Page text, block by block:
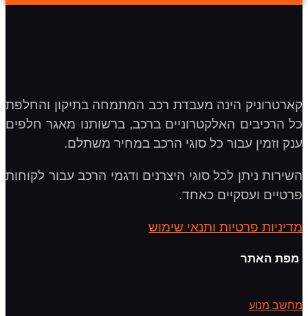
קארטרוניק הינה מעבדת רכב המתמחה בתיקון והחלפת
כל הרכיבים האלקטרוניים ברכב, ברשותנו מאגר חלפים
ענק וזמין עבור כל סוגי הרכב במחיר משתלם.
השירות ניתן לכל סוגי היצרנים ודגמי הרכב עבור לקוחות
פרטיים ועסקיים כאחד.
מדיניות פרטיות ותנאי שימוש
מפת האתר
מחשב מנוע